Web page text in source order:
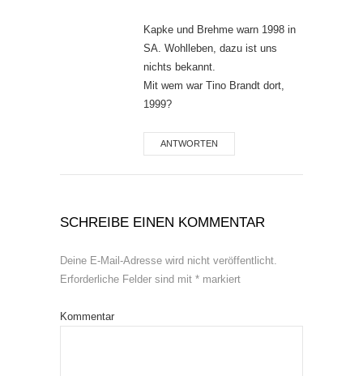
Kapke und Brehme warn 1998 in
SA. Wohlleben, dazu ist uns
nichts bekannt.
Mit wem war Tino Brandt dort,
1999?
ANTWORTEN
SCHREIBE EINEN KOMMENTAR
Deine E-Mail-Adresse wird nicht veröffentlicht.
Erforderliche Felder sind mit * markiert
Kommentar